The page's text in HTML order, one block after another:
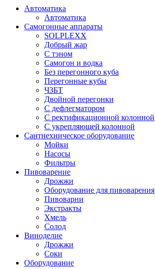
Автоматика
Автоматика
Самогонные аппараты
SOLPLEXX
Добрый жар
С тэном
Самогон и водка
Без перегонного куба
Перегонные кубы
ЧЗБТ
Двойной перегонки
С дефлегматором
С ректификационной колонной
С укрепляющей колонной
Сантнехническое оборудование
Мойки
Насосы
Фильтры
Пивоварение
Дрожжи
Оборудование для пивоварения
Пивоварни
Экстракты
Хмель
Солод
Виноделие
Дрожжи
Соки
Оборудование